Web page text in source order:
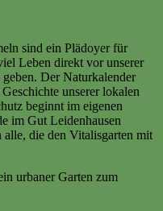
sind ein Plädoyer für
Leben direkt vor unserer
Der Naturkalender
unserer lokalen
beginnt im eigenen
im Gut Leidenhausen
die den Vitalisgarten mit
urbaner Garten zum